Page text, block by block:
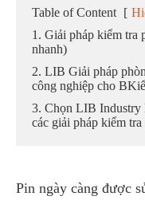
Table of Content [
1. Giải pháp kiểm tra
nhanh)
2. LIB Giải pháp
công nghiệp cho
3. Chọn LIB Industry
các giải pháp kiểm
Pin ngày càng được